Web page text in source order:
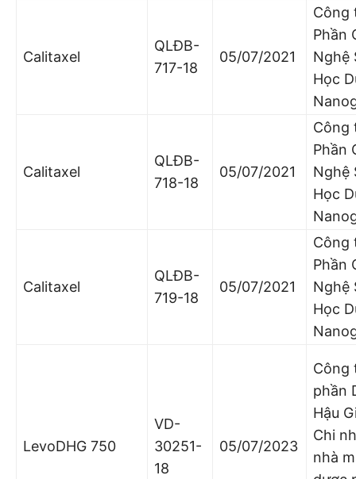
Calitaxel
QLĐB-
717-18
05/07/2021
Công
Phần
Nghệ
Học
Calitaxel
QLĐB-
718-18
05/07/2021
Công
Phần
Nghệ
Học
Calitaxel
QLĐB-
719-18
05/07/2021
Công
Phần
Nghệ
Học
LevoDHG 750
VD-
30251-
18
05/07/2023
Công
phần
Hậu
Chi
nhà